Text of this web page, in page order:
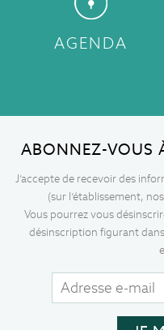
AGENDA
ABONNEZ-VOUS
J’accepte de recevoir des
(sur l’établissement,
Vous pourrez vous
désinscription figurant